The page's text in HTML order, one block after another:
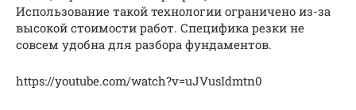
Использование такой технологии ограничено из-за
высокой стоимости работ. Специфика резки не
совсем удобна для разбора фундаментов.
https://youtube.com/watch?v=uJVusIdmtn0